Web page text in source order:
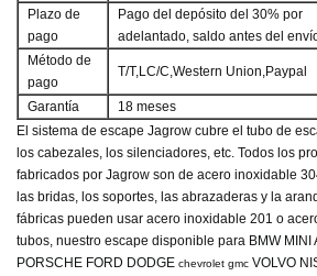
Plazo de
pago
Pago del depósito del 30% por
adelantado, saldo antes del
Método de
pago
T/T,LC/C,Western Union,Paypal
Garantía
18 meses
El sistema de escape Jagrow cubre el tubo de
los cabezales, los silenciadores, etc. Todos los
fabricados por Jagrow son de acero inoxidable
las bridas, los soportes, las abrazaderas y la
fábricas pueden usar acero inoxidable 201 o
tubos, nuestro escape disponible para BMW MINI
PORSCHE FORD DODGE chevrolet gmc VOLVO